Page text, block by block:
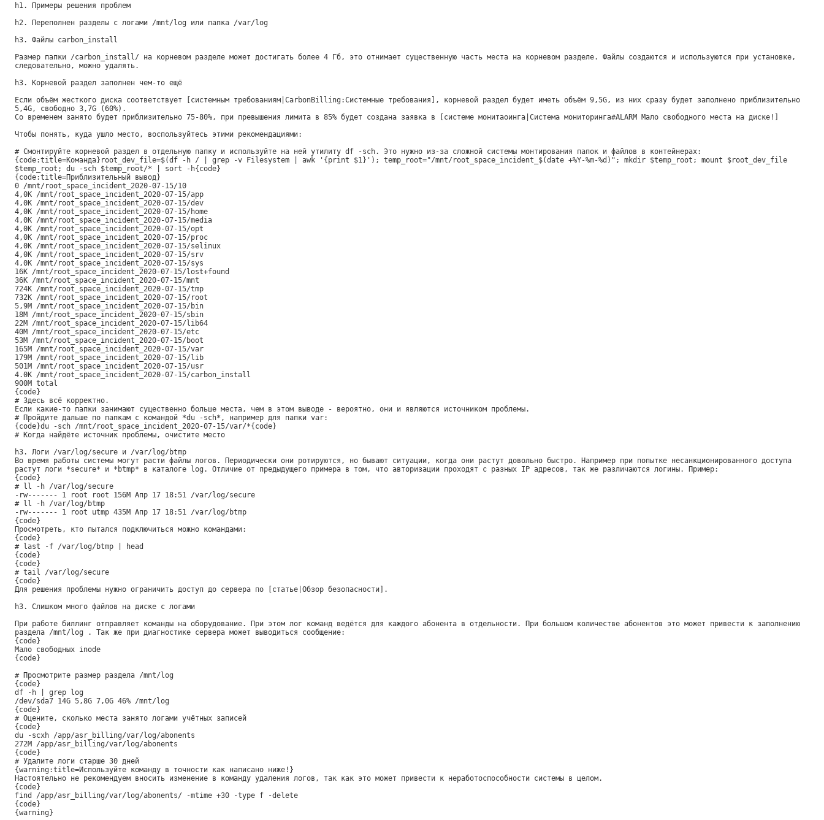
h1. Примеры решения проблем
h2. Переполнен разделы с логами /mnt/log или папка /var/log
h3. Файлы carbon_install
Размер папки /carbon_install/ на корневом разделе может достигать более 4 Гб, это отнимает существенную часть места на корневом разделе. Файлы создаются и используются при установке,
следовательно, можно удалять.
h3. Корневой раздел заполнен чем-то ещё
Если объём жесткого диска соответствует [системным требованиям|CarbonBilling:Системные требования], корневой раздел будет иметь объём 9,5G, из них сразу будет заполнено приблизительно
5,4G, свободно 3,7G (60%).
Со временем занято будет приблизительно 75-80%, при превышения лимита в 85% будет создана заявка в [системе монитаоинга|Система мониторинга#ALARM Мало свободного места на диске!]
Чтобы понять, куда ушло место, воспользуйтесь этими рекомендациями:
# Смонтируйте корневой раздел в отдельную папку и используйте на ней утилиту df -sch. Это нужно из-за сложной системы монтирования папок и файлов в контейнерах:
{code:title=Команда}root_dev_file=$(df -h / | grep -v Filesystem | awk '{print $1}'); temp_root="/mnt/root_space_incident_$(date +%Y-%m-%d)"; mkdir $temp_root; mount $root_dev_file
$temp_root; du -sch $temp_root/* | sort -h{code}
{code:title=Приблизительный вывод}
0 /mnt/root_space_incident_2020-07-15/10
4,0K /mnt/root_space_incident_2020-07-15/app
4,0K /mnt/root_space_incident_2020-07-15/dev
4,0K /mnt/root_space_incident_2020-07-15/home
4,0K /mnt/root_space_incident_2020-07-15/media
4,0K /mnt/root_space_incident_2020-07-15/opt
4,0K /mnt/root_space_incident_2020-07-15/proc
4,0K /mnt/root_space_incident_2020-07-15/selinux
4,0K /mnt/root_space_incident_2020-07-15/srv
4,0K /mnt/root_space_incident_2020-07-15/sys
16K /mnt/root_space_incident_2020-07-15/lost+found
36K /mnt/root_space_incident_2020-07-15/mnt
724K /mnt/root_space_incident_2020-07-15/tmp
732K /mnt/root_space_incident_2020-07-15/root
5,9M /mnt/root_space_incident_2020-07-15/bin
18M /mnt/root_space_incident_2020-07-15/sbin
22M /mnt/root_space_incident_2020-07-15/lib64
40M /mnt/root_space_incident_2020-07-15/etc
53M /mnt/root_space_incident_2020-07-15/boot
165M /mnt/root_space_incident_2020-07-15/var
179M /mnt/root_space_incident_2020-07-15/lib
501M /mnt/root_space_incident_2020-07-15/usr
4.0K /mnt/root_space_incident_2020-07-15/carbon_install
900M total
{code}
# Здесь всё корректно.
Если какие-то папки занимают существенно больше места, чем в этом выводе - вероятно, они и являются источником проблемы.
# Пройдите дальше по папкам с командой *du -sch*, например для папки var:
{code}du -sch /mnt/root_space_incident_2020-07-15/var/*{code}
# Когда найдёте источник проблемы, очистите место
h3. Логи /var/log/secure и /var/log/btmp
Во время работы системы могут расти файлы логов. Периодически они ротируются, но бывают ситуации, когда они растут довольно быстро. Например при попытке несанкционированного доступа
растут логи *secure* и *btmp* в каталоге log. Отличие от предыдущего примера в том, что авторизации проходят с разных IP адресов, так же различаются логины. Пример:
{code}
# ll -h /var/log/secure
-rw------- 1 root root 156M Апр 17 18:51 /var/log/secure
# ll -h /var/log/btmp
-rw------- 1 root utmp 435M Апр 17 18:51 /var/log/btmp
{code}
Просмотреть, кто пытался подключиться можно командами:
{code}
# last -f /var/log/btmp | head
{code}
{code}
# tail /var/log/secure
{code}
Для решения проблемы нужно ограничить доступ до сервера по [статье|Обзор безопасности].
h3. Слишком много файлов на диске с логами
При работе биллинг отправляет команды на оборудование. При этом лог команд ведётся для каждого абонента в отдельности. При большом количестве абонентов это может привести к заполнению
раздела /mnt/log . Так же при диагностике сервера может выводиться сообщение:
{code}
Мало свободных inode
{code}
# Просмотрите размер раздела /mnt/log
{code}
df -h | grep log
/dev/sda7 14G 5,8G 7,0G 46% /mnt/log
{code}
# Оцените, сколько места занято логами учётных записей
{code}
du -scxh /app/asr_billing/var/log/abonents
272M /app/asr_billing/var/log/abonents
{code}
# Удалите логи старше 30 дней
{warning:title=Используйте команду в точности как написано ниже!}
Настоятельно не рекомендуем вносить изменение в команду удаления логов, так как это может привести к неработоспособности системы в целом.
{code}
find /app/asr_billing/var/log/abonents/ -mtime +30 -type f -delete
{code}
{warning}